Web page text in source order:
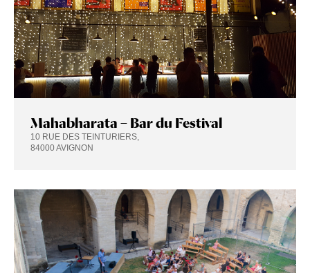
Mahabharata – Bar du Festival
10 RUE DES TEINTURIERS,
84000 AVIGNON